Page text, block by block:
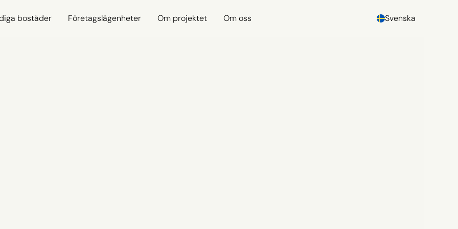
bostäder Företagslägenheter Om projektet Om oss Svenska